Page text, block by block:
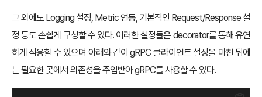
그 외에도 Logging 설정, Metric 연동, 기본적인 Request/Response 설
정 등도 손쉽게 구성할 수 있다. 이러한 설정들은 decorator를 통해 유연
하게 적용할 수 있으며 아래와 같이 gRPC 클라이언트 설정을 마친 뒤에
는 필요한 곳에서 의존성을 주입받아 gRPC를 사용할 수 있다.